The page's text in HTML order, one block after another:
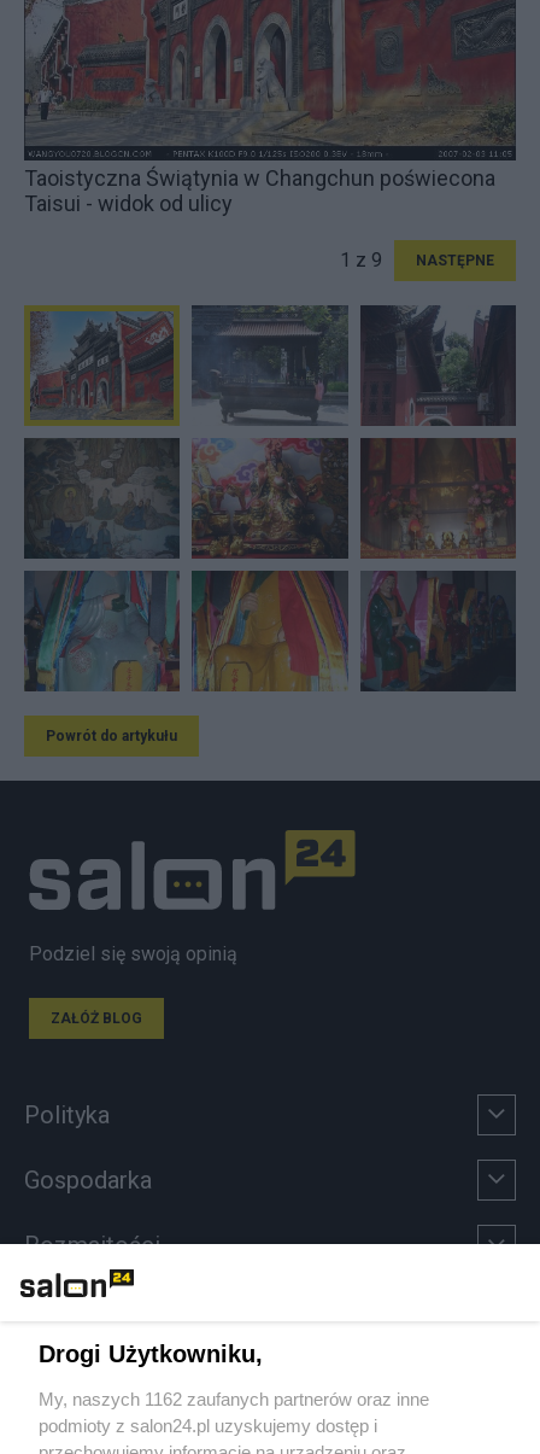
Taoistyczna Świątynia w Changchun poświecona
Taisui - widok od ulicy
1 z 9 NASTĘPNE
Powrót do artykułu
Podziel się swoją opinią
ZAŁÓŻ BLOG
Polityka
Gospodarka
Rozmaitości
Sport
Społeczeństwo
Drogi Użytkowniku,
My, naszych 1162 zaufanych partnerów oraz inne
podmioty z salon24.pl uzyskujemy dostęp i